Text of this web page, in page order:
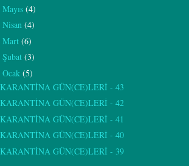
Mayıs (4)
Nisan (4)
Mart (6)
Şubat (3)
Ocak (5)
KARANTİNA GÜN(CE)LERİ - 43
KARANTİNA GÜN(CE)LERİ - 42
KARANTİNA GÜN(CE)LERİ - 41
KARANTİNA GÜN(CE)LERİ - 40
KARANTİNA GÜN(CE)LERİ - 39